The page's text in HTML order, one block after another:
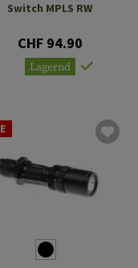
Switch MPLS RW
CHF 94.90
Lagernd